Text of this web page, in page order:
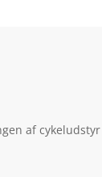
af